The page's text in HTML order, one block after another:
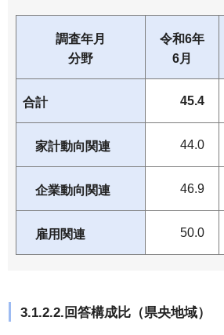
調査年月
分野
令和6年
6月
合計 45.4
家計動向関連 44.0
企業動向関連 46.9
雇用関連 50.0
3.1.2.2.回答構成比（県央地域）